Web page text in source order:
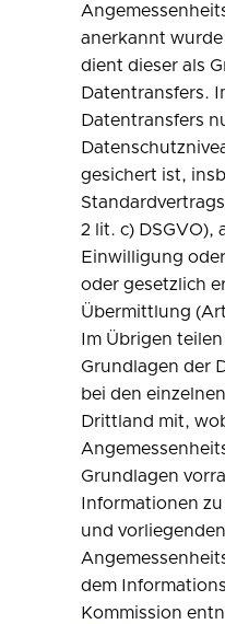
anerkannt wurde
dient dieser als
Datentransfers.
Datentransfers
gesichert ist,
2 lit. c) DSGVO),
Einwilligung
oder gesetzlich
Übermittlung
Im Übrigen
Grundlagen der
bei den
Drittland mit,
Grundlagen
Informationen
und vorliegenden
dem
Kommission